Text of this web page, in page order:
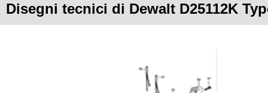
Disegni tecnici di Dewalt D25112K